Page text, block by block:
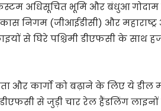
अधिसूचित भूमि और बंधुआ गोदाम
निगम (जीआईडीसी) और
से घिरे पश्चिमी डीएफसी के साथ
और कार्गो को बढ़ाने के लिए ये डील
से जुड़ी चार रेल हैंडलिंग